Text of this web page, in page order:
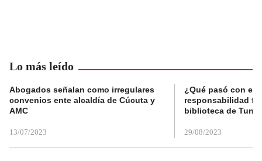
Lo más leído
Abogados señalan como irregulares
convenios ente alcaldía de Cúcuta y
AMC
13/07/2023
¿Qué pasó con el
responsabilidad
biblioteca de
29/08/2023